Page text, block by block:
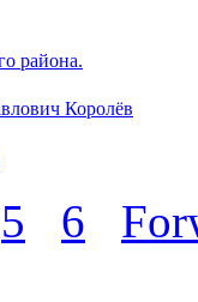
района.
Королёв
5 6